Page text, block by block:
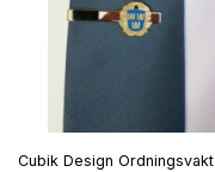
Cubik Design Ordningsvakt